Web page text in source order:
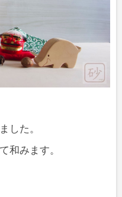
した。
和みます。